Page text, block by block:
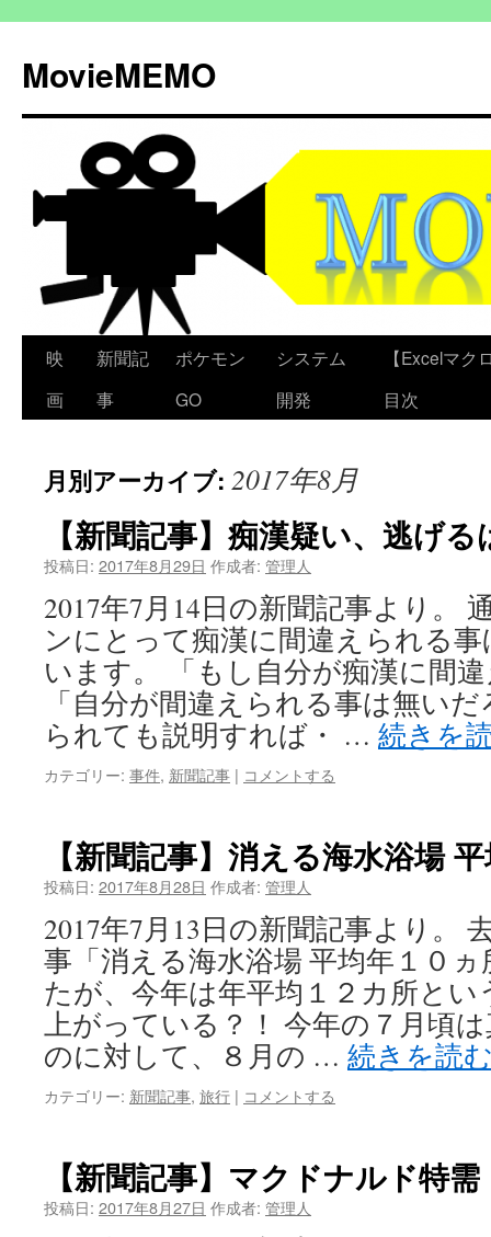
テ
ン
ッ
MovieMEMO
映
画
新聞記
事
ポケモン
GO
システム
開発
【Excelマク
目次
月別アーカイブ: 2017年8月
【新聞記事】痴漢疑い、逃げる
投稿日: 2017年8月29日 作成者: 管理人
2017年7月14日の新聞記事より。
ンにとって痴漢に間違えられる
います。 「もし自分が痴漢に間
「自分が間違えられる事は無い
られても説明すれば・ … 続きを
カテゴリー: 事件, 新聞記事 | コメントする
【新聞記事】消える海水浴場
投稿日: 2017年8月28日 作成者: 管理人
2017年7月13日の新聞記事より。
事「消える海水浴場 平均年１０
たが、今年は年平均１２カ所と
上がっている？！ 今年の７月頃
のに対して、８月の … 続きを読
カテゴリー: 新聞記事, 旅行 | コメントする
【新聞記事】マクドナルド特
投稿日: 2017年8月27日 作成者: 管理人